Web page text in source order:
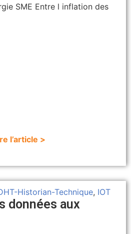
SME Entre l inflation des
l’article >
Historian-Technique, IOT
données aux